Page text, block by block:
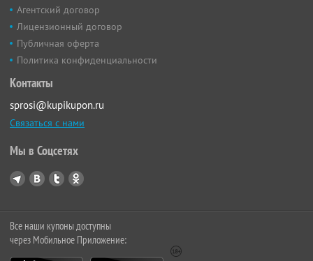
Агентский договор
Лицензионный договор
Публичная оферта
Политика конфиденциальности
Контакты
sprosi@kupikupon.ru
Связаться с нами
Мы в Соцсетях
Все наши купоны доступны
через Мобильное Приложение: